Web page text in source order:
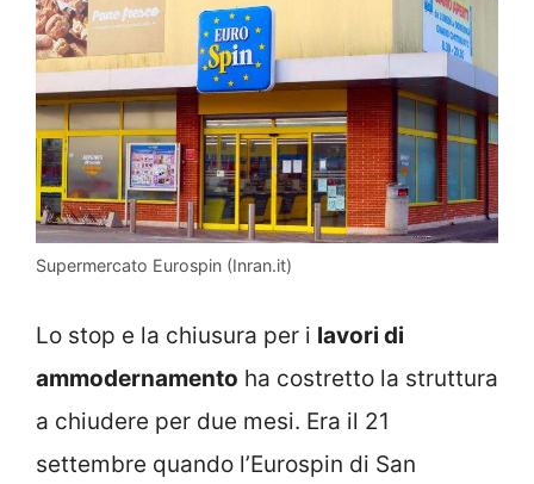
Supermercato Eurospin (Inran.it)
Lo stop e la chiusura per i lavori di
ammodernamento ha costretto la struttura
a chiudere per due mesi. Era il 21
settembre quando l’Eurospin di San